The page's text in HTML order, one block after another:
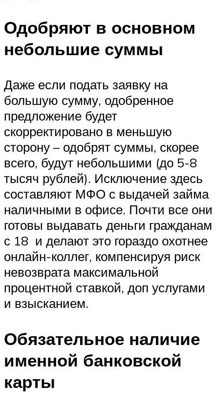
Одобряют в основном
небольшие суммы
Даже если подать заявку на
большую сумму, одобренное
предложение будет
скорректировано в меньшую
сторону – одобрят суммы, скорее
всего, будут небольшими (до 5-8
тысяч рублей). Исключение здесь
составляют МФО с выдачей займа
наличными в офисе. Почти все они
готовы выдавать деньги гражданам
с 18 и делают это гораздо охотнее
онлайн-коллег, компенсируя риск
невозврата максимальной
процентной ставкой, доп услугами
и взысканием.
Обязательное наличие
именной банковской
карты